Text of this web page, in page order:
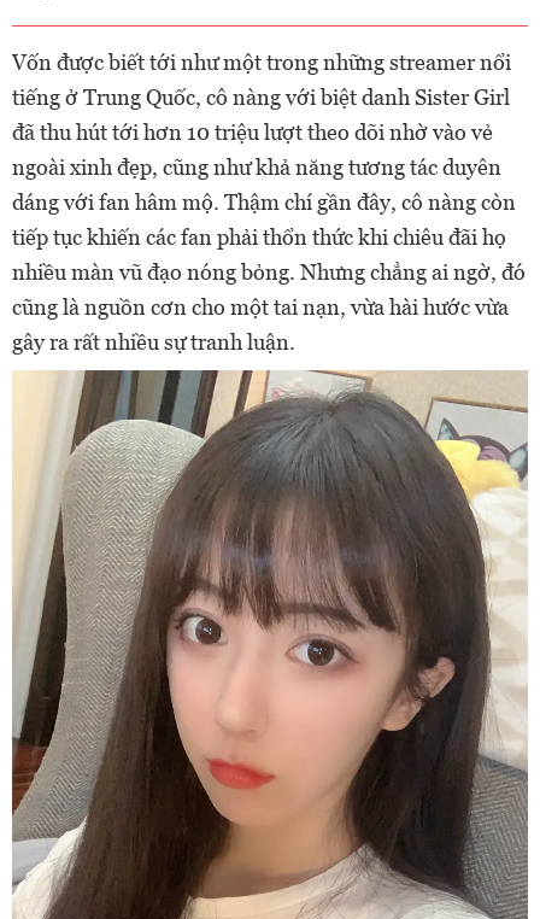
Vốn được biết tới như một trong những streamer nổi
tiếng ở Trung Quốc, cô nàng với biệt danh Sister Girl
đã thu hút tới hơn 10 triệu lượt theo dõi nhờ vào vẻ
ngoài xinh đẹp, cũng như khả năng tương tác duyên
dáng với fan hâm mộ. Thậm chí gần đây, cô nàng còn
tiếp tục khiến các fan phải thổn thức khi chiêu đãi họ
nhiều màn vũ đạo nóng bỏng. Nhưng chẳng ai ngờ, đó
cũng là nguồn cơn cho một tai nạn, vừa hài hước vừa
gây ra rất nhiều sự tranh luận.